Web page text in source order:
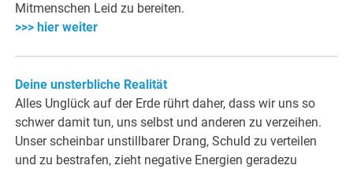
Mitmenschen Leid zu bereiten.
>>> hier weiter
Deine unsterbliche Realität
Alles Unglück auf der Erde rührt daher, dass wir uns so
schwer damit tun, uns selbst und anderen zu verzeihen.
Unser scheinbar unstillbarer Drang, Schuld zu verteilen
und zu bestrafen, zieht negative Energien geradezu